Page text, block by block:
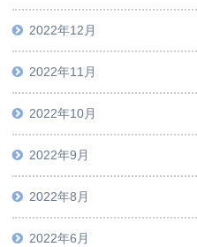
2022年12月
2022年11月
2022年10月
2022年9月
2022年8月
2022年6月